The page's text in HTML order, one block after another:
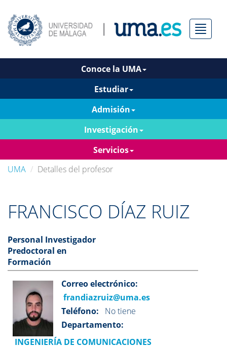
Menú
Conoce la UMA
Estudiar
Admisión
Investigación
Servicios
UMA
Detalles del profesor
FRANCISCO DÍAZ RUIZ
Personal Investigador
Predoctoral en
Formación
Correo electrónico:
frandiazruiz@uma.es
Teléfono: No tiene
Departamento:
INGENIERÍA DE COMUNICACIONES